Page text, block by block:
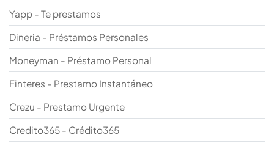
Yapp - Te prestamos
Dineria - Préstamos Personales
Moneyman - Préstamo Personal
Finteres - Prestamo Instantáneo
Crezu - Prestamo Urgente
Credito365 - Crédito365